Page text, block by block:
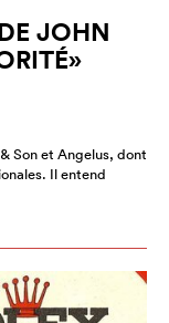
JOHN
Son et Angelus, dont
Il entend